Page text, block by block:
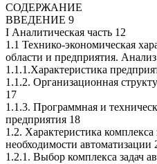
СОДЕРЖАНИЕ
ВВЕДЕНИЕ 9
I Аналитическая часть 12
1.1 Технико-экономическая
области и предприятия.
1.1.1.Характеристика
1.1.2. Организационная
17
1.1.3. Программная и
предприятия 18
1.2. Характеристика комплекса
необходимости автоматизации
1.2.1. Выбор комплекса задач